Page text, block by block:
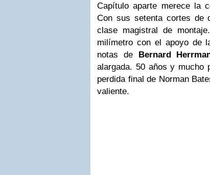
Capítulo aparte merece la
Con sus setenta cortes de
clase magistral de
milímetro con el apoyo de
notas de Bernard
alargada. 50 años y mucho
perdida final de Norman
valiente.